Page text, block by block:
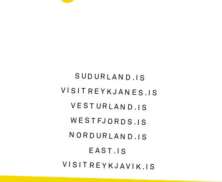
SUDURLAND.IS
VISITREYKJANES.IS
VESTURLAND.IS
WESTFJORDS.IS
NORDURLAND.IS
EAST.IS
VISITREYKJAVIK.IS